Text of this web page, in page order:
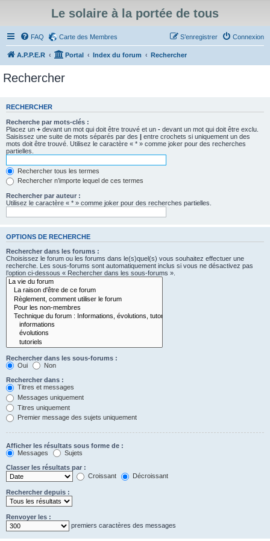
Le solaire à la portée de tous
FAQ Carte des Membres Connexion
S’enregistrer
A.P.P.E.R Portal Index du forum Rechercher
Rechercher
RECHERCHER
Recherche par mots-clés :
Placez un + devant un mot qui doit être trouvé et un - devant un mot qui doit être exclu.
Saisissez une suite de mots séparés par des | entre crochets si uniquement un des
mots doit être trouvé. Utilisez le caractère « * » comme joker pour des recherches
partielles.
Rechercher tous les termes
Rechercher n’importe lequel de ces termes
Rechercher par auteur :
Utilisez le caractère « * » comme joker pour des recherches partielles.
OPTIONS DE RECHERCHE
Rechercher dans les forums :
Choisissez le forum ou les forums dans le(s)quel(s) vous souhaitez effectuer une
recherche. Les sous-forums sont automatiquement inclus si vous ne désactivez pas
l’option ci-dessous « Rechercher dans les sous-forums ».
Rechercher dans les sous-forums :
Oui
Non
Rechercher dans :
Titres et messages
Messages uniquement
Titres uniquement
Premier message des sujets uniquement
Afficher les résultats sous forme de :
Messages
Sujets
Classer les résultats par :
Croissant
Décroissant
Rechercher depuis :
Renvoyer les :
premiers caractères des messages